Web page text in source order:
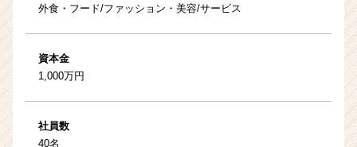
外食・フード/ファッション・美容/サービス
資本金
1,000万円
社員数
40名